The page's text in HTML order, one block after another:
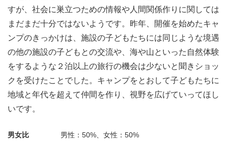
すが、社会に巣立つための情報や人間関係作りに関しては
まだまだ十分ではないようです。昨年、開催を始めたキャ
ンプのきっかけは、施設の子どもたちには同じような境遇
の他の施設の子どもとの交流や、海や山といった自然体験
をするような２泊以上の旅行の機会は少ないと聞きショッ
クを受けたことでした。キャンプをとおして子どもたちに
地域と年代を超えて仲間を作り、視野を広げていってほし
いです。
男女比 男性：50%、女性：50%